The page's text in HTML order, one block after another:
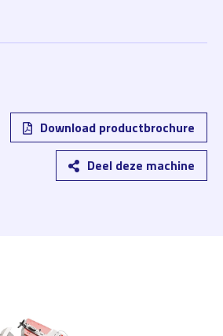
Download productbrochure
Deel deze machine